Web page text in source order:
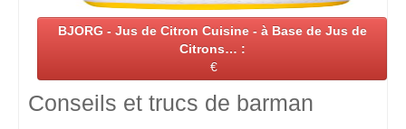
BJORG - Jus de Citron Cuisine - à Base de Jus de
Citrons… :
€
Conseils et trucs de barman